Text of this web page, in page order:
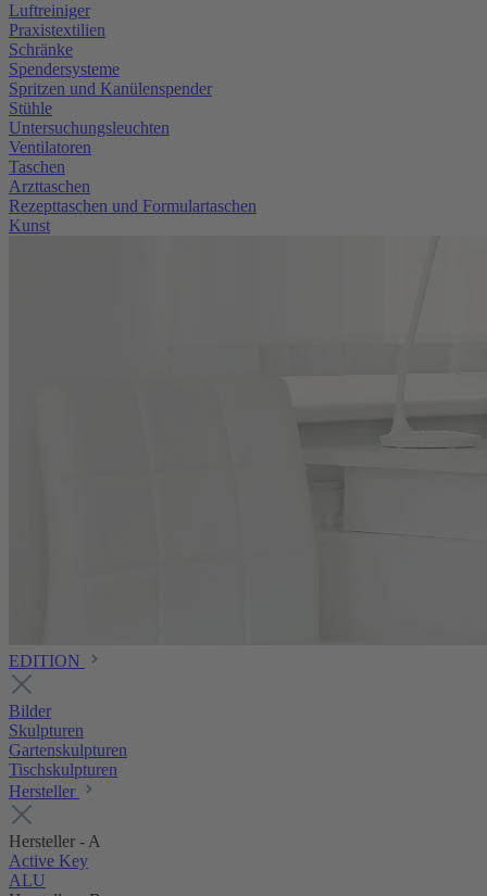
Luftreiniger
Praxistextilien
Schränke
Spendersysteme
Spritzen und Kanülenspender
Stühle
Untersuchungsleuchten
Ventilatoren
Taschen
Arzttaschen
Rezepttaschen und Formulartaschen
Kunst
EDITION
Bilder
Skulpturen
Gartenskulpturen
Tischskulpturen
Hersteller
Hersteller - A
Active Key
ALU